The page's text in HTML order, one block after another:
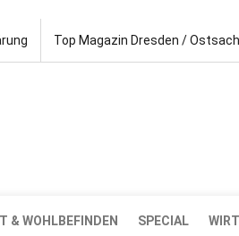
Top Magazin Dresden /
& WOHLBEFINDEN SPECIAL